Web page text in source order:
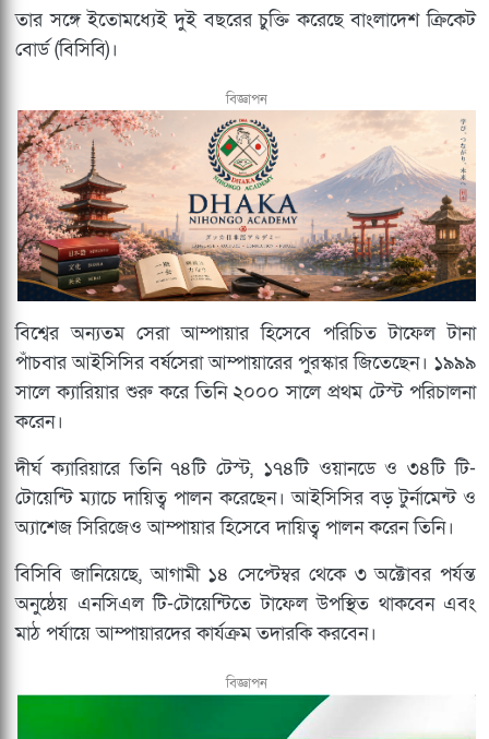
তার সঙ্গে ইতোমধ্যেই দুই বছরের চুক্তি করেছে বাংলাদেশ ক্রিকেট
বোর্ড (বিসিবি)।
বিজ্ঞাপন
বিশ্বের অন্যতম সেরা আম্পায়ার হিসেবে পরিচিত টাফেল টানা
পাঁচবার আইসিসির বর্ষসেরা আম্পায়ারের পুরস্কার জিতেছেন। ১৯৯৯
সালে ক্যারিয়ার শুরু করে তিনি ২০০০ সালে প্রথম টেস্ট পরিচালনা
করেন।
দীর্ঘ ক্যারিয়ারে তিনি ৭৪টি টেস্ট, ১৭৪টি ওয়ানডে ও ৩৪টি টি-
টোয়েন্টি ম্যাচে দায়িত্ব পালন করেছেন। আইসিসির বড় টুর্নামেন্ট ও
অ্যাশেজ সিরিজেও আম্পায়ার হিসেবে দায়িত্ব পালন করেন তিনি।
বিসিবি জানিয়েছে, আগামী ১৪ সেপ্টেম্বর থেকে ৩ অক্টোবর পর্যন্ত
অনুষ্ঠেয় এনসিএল টি-টোয়েন্টিতে টাফেল উপস্থিত থাকবেন এবং
মাঠ পর্যায়ে আম্পায়ারদের কার্যক্রম তদারকি করবেন।
বিজ্ঞাপন